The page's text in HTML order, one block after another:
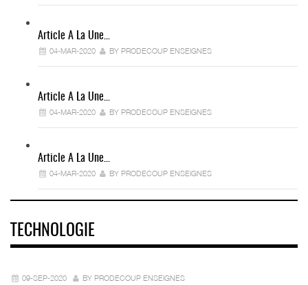
Article A La Une…
04-MAR-2020 BY PRODECOUP ENSEIGNES
Article A La Une…
04-MAR-2020 BY PRODECOUP ENSEIGNES
Article A La Une…
04-MAR-2020 BY PRODECOUP ENSEIGNES
TECHNOLOGIE
09-SEP-2020 BY PRODECOUP ENSEIGNES